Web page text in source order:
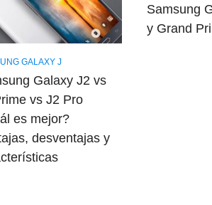
GALAXY J
Galaxy J2 vs
vs J2 Pro
es mejor?
desventajas y
Samsung
y Grand